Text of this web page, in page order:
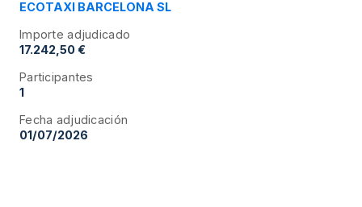
ECOTAXI BARCELONA SL
Importe adjudicado
17.242,50 €
Participantes
1
Fecha adjudicación
01/07/2026